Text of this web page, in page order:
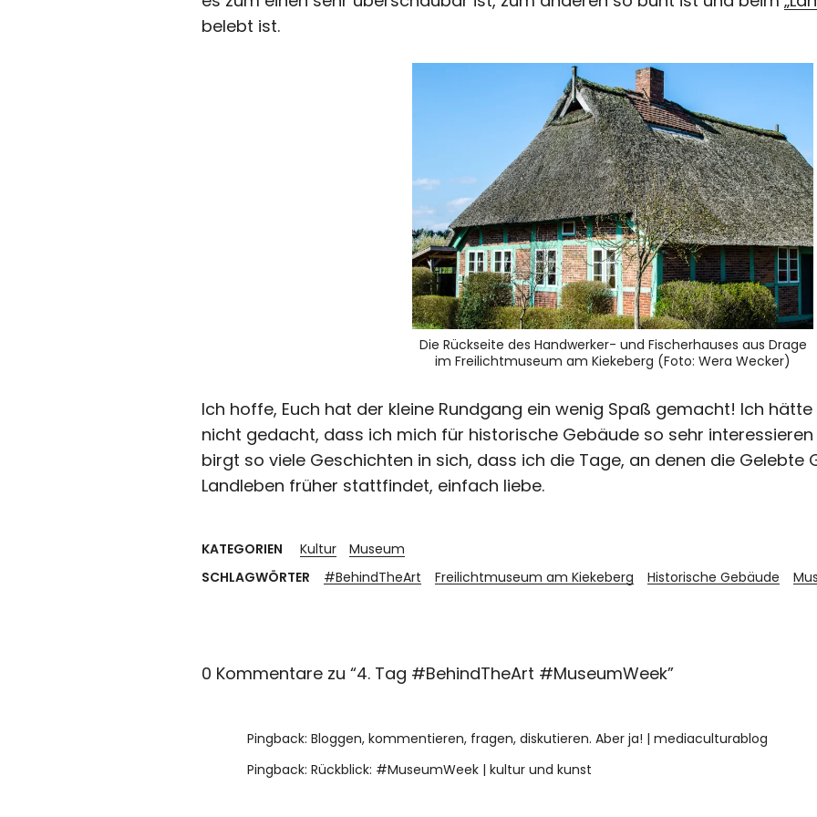
belebt ist.
Die Rückseite des Handwerker- und Fischerhauses aus Drage
im Freilichtmuseum am Kiekeberg (Foto: Wera Wecker)
Ich hoffe, Euch hat der kleine Rundgang ein wenig Spaß gemacht! Ich
nicht gedacht, dass ich mich für historische Gebäude so sehr
birgt so viele Geschichten in sich, dass ich die Tage, an denen die Gelebte
Landleben früher stattfindet, einfach liebe.
KATEGORIEN Kultur
Museum
SCHLAGWÖRTER
#BehindTheArt Freilichtmuseum am Kiekeberg Historische Gebäude
0 Kommentare zu “4. Tag #BehindTheArt #MuseumWeek”
Pingback:Bloggen, kommentieren, fragen, diskutieren. Aber ja! | mediaculturablog
Pingback:Rückblick: #MuseumWeek | kultur und kunst